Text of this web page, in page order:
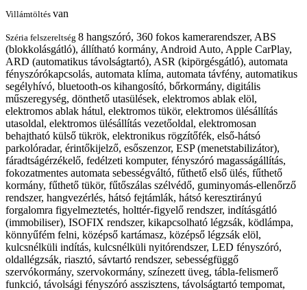
Villámtöltés van
Széria felszereltség 8 hangszóró, 360 fokos kamerarendszer, ABS
(blokkolásgátló), állítható kormány, Android Auto, Apple CarPlay,
ARD (automatikus távolságtartó), ASR (kipörgésgátló), automata
fényszórókapcsolás, automata klíma, automata távfény, automatikus
segélyhívó, bluetooth-os kihangosító, bőrkormány, digitális
műszeregység, dönthető utasülések, elektromos ablak elöl,
elektromos ablak hátul, elektromos tükör, elektromos ülésállítás
utasoldal, elektromos ülésállítás vezetőoldal, elektromosan
behajtható külső tükrök, elektronikus rögzítőfék, első-hátsó
parkolóradar, érintőkijelző, esőszenzor, ESP (menetstabilizátor),
fáradtságérzékelő, fedélzeti komputer, fényszóró magasságállítás,
fokozatmentes automata sebességváltó, fűthető első ülés, fűthető
kormány, fűthető tükör, fűtőszálas szélvédő, guminyomás-ellenőrző
rendszer, hangvezérlés, hátsó fejtámlák, hátsó keresztirányú
forgalomra figyelmeztetés, holttér-figyelő rendszer, indításgátló
(immobiliser), ISOFIX rendszer, kikapcsolható légzsák, ködlámpa,
könnyűfém felni, középső kartámasz, középső légzsák elöl,
kulcsnélküli indítás, kulcsnélküli nyitórendszer, LED fényszóró,
oldallégzsák, riasztó, sávtartó rendszer, sebességfüggő
szervókormány, szervokormány, színezett üveg, tábla-felismerő
funkció, távolsági fényszóró asszisztens, távolságtartó tempomat,